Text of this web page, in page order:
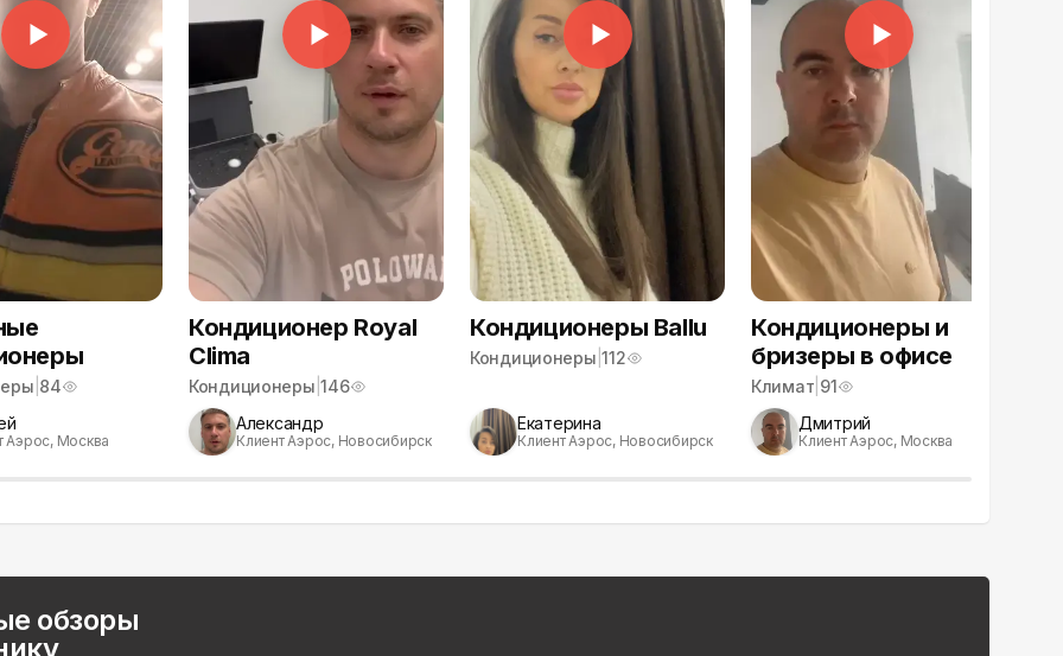
84
Аэрос, Москва
Кондиционер Royal
Clima
Кондиционеры |146
Александр
Клиент Аэрос, Новосибирск
Кондиционеры Ballu
Кондиционеры |112
Екатерина
Клиент Аэрос, Новосибирск
Кондиционеры и
бризеры в офисе
Климат 91
Дмитрий
Клиент Аэрос, Москва
обзоры